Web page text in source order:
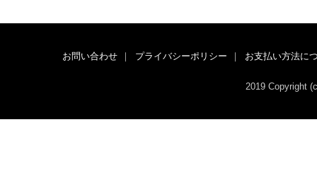
お問い合わせ ｜ プライバシーポリシー ｜ お支払い方法に
2019 Copyright